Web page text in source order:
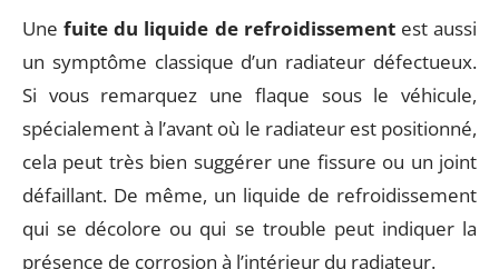
Unefuite du liquide de refroidissementest aussi
un symptôme classique d’un radiateur défectueux.
Si vous remarquez une flaque sous le véhicule,
spécialement à l’avant où le radiateur est positionné,
cela peut très bien suggérer une fissure ou un joint
défaillant. De même, un liquide de refroidissement
qui se décolore ou qui se trouble peut indiquer la
présence de corrosion à l’intérieur du radiateur.